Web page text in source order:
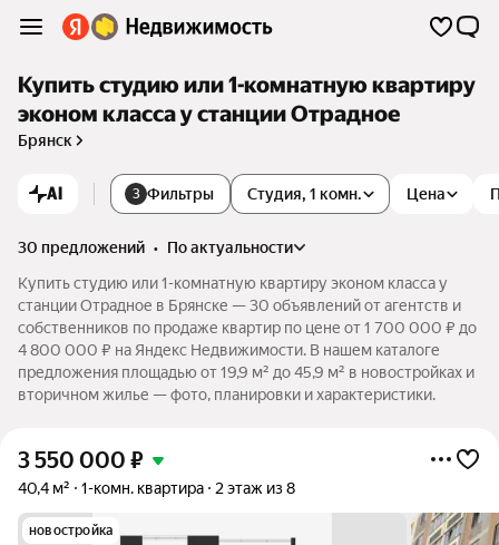
Купить студию или 1-комнатную квартиру
эконом класса у станции Отрадное
Брянск
AI 3 Фильтры Студия, 1 комн. Цена
30 предложений •
по актуальности
Купить студию или 1-комнатную квартиру эконом класса у
станции Отрадное в Брянске — 30 объявлений от агентств и
собственников по продаже квартир по цене от 1 700 000 ₽ до
4 800 000 ₽ на Яндекс Недвижимости. В нашем каталоге
предложения площадью от 19,9 м² до 45,9 м² в новостройках и
вторичном жилье — фото, планировки и характеристики.
3 550 000 ₽
40,4 м² 1-комн. квартира 2 этаж из 8
новостройка